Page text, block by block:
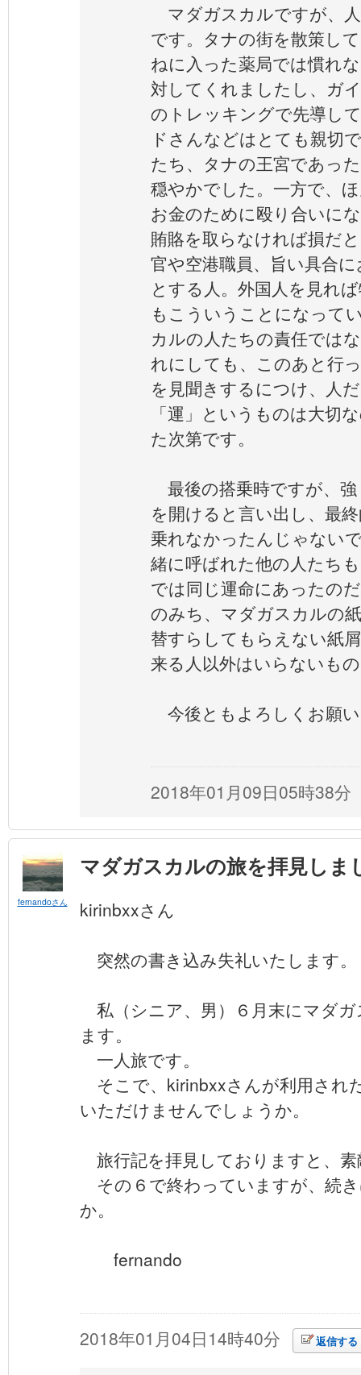
マダガスカルですが、
です。タナの街を散策し
ねに入った薬局では慣れ
対してくれましたし、ガ
のトレッキングで先導し
ドさんなどはとても親切
たち、タナの王宮であっ
穏やかでした。一方で、
お金のために殴り合いに
賄賂を取らなければ損だ
官や空港職員、旨い具合
とする人。外国人を見れ
もこういうことになって
カルの人たちの責任では
れにしても、このあと行
を見聞きするにつけ、人
「運」というものは大切
た次第です。
最後の搭乗時ですが、
を開けると言い出し、最
乗れなかったんじゃない
緒に呼ばれた他の人たち
では同じ運命にあったの
のみち、マダガスカルの
替すらしてもらえない紙
来る人以外はいらないも
今後ともよろしくお願
2018年01月09日05時38分
fernandoさん
マダガスカルの旅を拝見しま
kirinbxxさん
突然の書き込み失礼いたします。
私（シニア、男）６月末にマダ
ます。
一人旅です。
そこで、kirinbxxさんが利用され
いただけませんでしょうか。
旅行記を拝見しておりますと、
その６で終わっていますが、続
か。
fernando
2018年01月04日14時40分 返信する